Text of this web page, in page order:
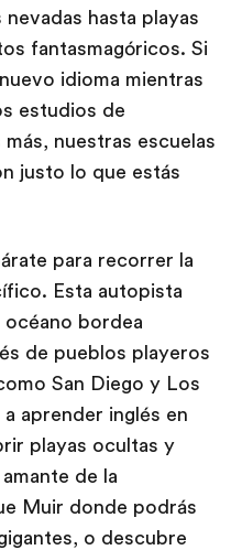
hasta playas
fantasmagóricos. Si
idioma mientras
estudios de
nuestras escuelas
justo lo que estás
para recorrer la
Esta autopista
bordea
de pueblos playeros
San Diego y Los
aprender inglés en
playas ocultas y
de la
Muir donde podrás
o descubre